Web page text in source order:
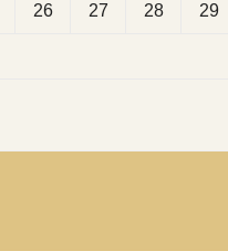
26 27 28 29